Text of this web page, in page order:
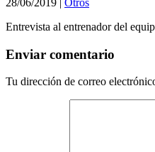
Entrevista al entrenador del
Enviar comentario
Tu dirección de correo